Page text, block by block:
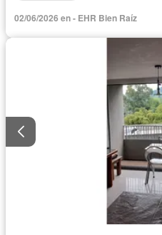
02/06/2026 en - EHR Bien Raíz